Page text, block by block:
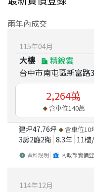
兩年內成交
115年04月
大樓
精銳雲
台中市南屯區新富路
2,264萬
含車位140萬
建坪47.76坪 含車位10
3房2廳2衛 8.3年 11樓/
資料說明 內政部實價
114年12月